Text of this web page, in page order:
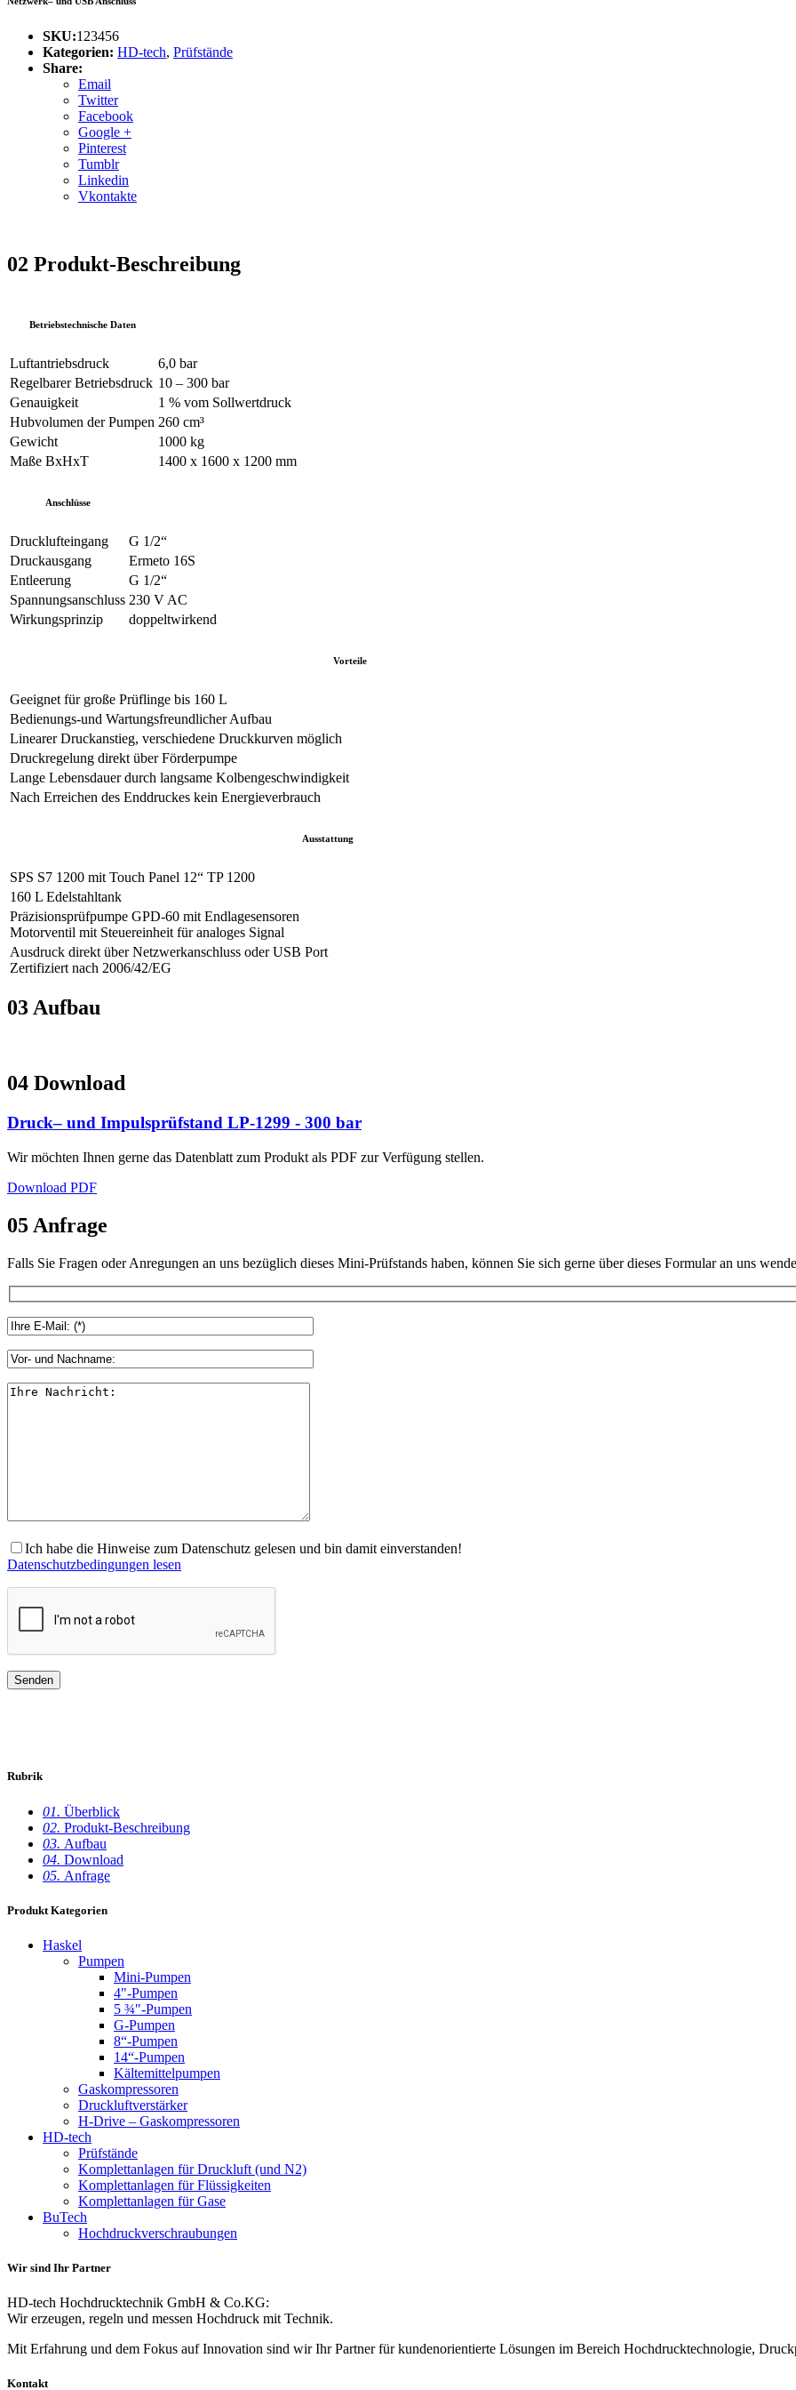
SKU:123456
Kategorien: HD-tech, Prüfstände
Share:
Email
Twitter
Facebook
Google +
Pinterest
Tumblr
Linkedin
Vkontakte
02 Produkt-Beschreibung
Betriebstechnische Daten
Luftantriebsdruck
6,0 bar
Regelbarer Betriebsdruck 10 – 300 bar
Genauigkeit
1 % vom Sollwertdruck
Hubvolumen der Pumpen 260 cm³
Gewicht
1000 kg
Maße BxHxT
1400 x 1600 x 1200 mm
Anschlüsse
Drucklufteingang
G 1/2“
Druckausgang
Ermeto 16S
Entleerung
G 1/2“
Spannungsanschluss 230 V AC
Wirkungsprinzip
doppeltwirkend
Vorteile
Geeignet für große Prüflinge bis 160 L
Bedienungs-und Wartungsfreundlicher Aufbau
Linearer Druckanstieg, verschiedene Druckkurven möglich
Druckregelung direkt über Förderpumpe
Lange Lebensdauer durch langsame Kolbengeschwindigkeit
Nach Erreichen des Enddruckes kein Energieverbrauch
Ausstattung
SPS S7 1200 mit Touch Panel 12“ TP 1200
160 L Edelstahltank
Präzisionsprüfpumpe GPD-60 mit Endlagesensoren
Motorventil mit Steuereinheit für analoges Signal
Ausdruck direkt über Netzwerkanschluss oder USB Port
Zertifiziert nach 2006/42/EG
03Aufbau
04 Download
Druck– und Impulsprüfstand LP-1299 - 300 bar
Wir möchten Ihnen gerne das Datenblatt zum Produkt als PDF zur Verfügung stellen.
Download PDF
05 Anfrage
Falls Sie Fragen oder Anregungen an uns bezüglich dieses Mini-Prüfstands haben, können Sie sich gerne über dieses Formular an uns
Ich habe die Hinweise zum Datenschutz gelesen und bin damit einverstanden!
Datenschutzbedingungen lesen
Rubrik
01. Überblick
02. Produkt-Beschreibung
03. Aufbau
04. Download
05. Anfrage
Produkt Kategorien
Haskel
Pumpen
Mini-Pumpen
4"-Pumpen
5 ¾″-Pumpen
G-Pumpen
8“-Pumpen
14“-Pumpen
Kältemittelpumpen
Gaskompressoren
Druckluftverstärker
H-Drive – Gaskompressoren
HD-tech
Prüfstände
Komplettanlagen für Druckluft (und N2)
Komplettanlagen für Flüssigkeiten
Komplettanlagen für Gase
BuTech
Hochdruckverschraubungen
Wir sind Ihr Partner
HD-tech Hochdrucktechnik GmbH & Co.KG:
Wir erzeugen, regeln und messen Hochdruck mit Technik.
Mit Erfahrung und dem Fokus auf Innovation sind wir Ihr Partner für kundenorientierte Lösungen im Bereich Hochdrucktechnologie,
Kontakt